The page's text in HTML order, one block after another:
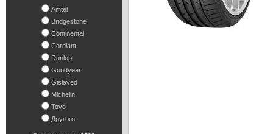
Amtel
Bridgestone
Continental
Cordiant
Dunlop
Goodyear
Gislaved
Michelin
Toyo
Другого